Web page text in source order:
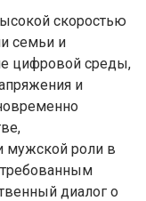
скоростью
семьи и
цифровой среды,
и
мужской роли в
диалог о